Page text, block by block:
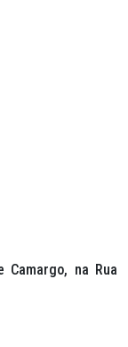
Camargo, na Rua